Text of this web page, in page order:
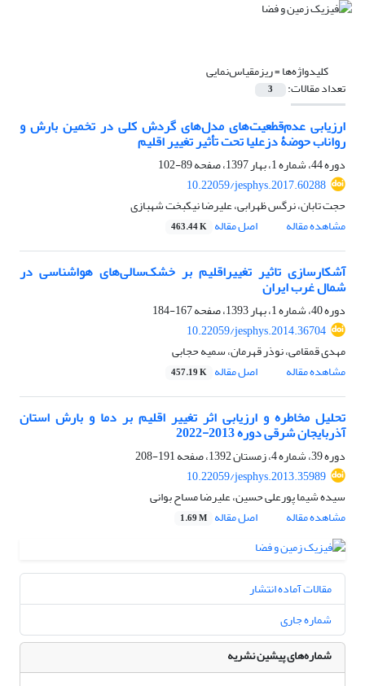
کلیدواژه‌ها =ریزمقیاس‌نمایی
تعداد مقالات: 3
ارزیابی عدم‌قطعیت‌های مدل‌های گردش کلی در تخمین بارش و
رواناب حوضۀ دزعلیا تحت تأثیر تغییر اقلیم
دوره 44، شماره 1، بهار 1397، صفحه
89-102
10.22059/jesphys.2017.60288
حجت تابان، نرگس ظهرابی، علیرضا نیکبخت شهبازی
مشاهده مقاله
اصل مقاله 463.44 K
آشکارسازی تاثیر تغییراقلیم بر خشک‌سالی‌‌‌های هواشناسی در
شمال غرب ایران
دوره 40، شماره 1، بهار 1393، صفحه
167-184
10.22059/jesphys.2014.36704
مهدی قمقامی، نوذر قهرمان، سمیه حجابی
مشاهده مقاله
اصل مقاله 457.19 K
تحلیل مخاطره و ارزیابی اثر تغییر اقلیم بر دما و بارش استان
آذربایجان شرقی دوره 2013-2022
دوره 39، شماره 4، زمستان 1392، صفحه
191-208
10.22059/jesphys.2013.35989
سیده شیما پورعلی حسین، علیرضا مساح بوانی
مشاهده مقاله
اصل مقاله 1.69 M
مقالات آماده انتشار
شماره جاری
شماره‌های پیشین نشریه